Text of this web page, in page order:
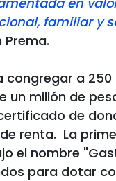
familiar y
Prema.
congregar a
millón de
de
renta. La
el nombre
para dotar